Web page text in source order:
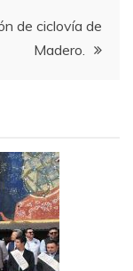
de ciclovía de
Madero.